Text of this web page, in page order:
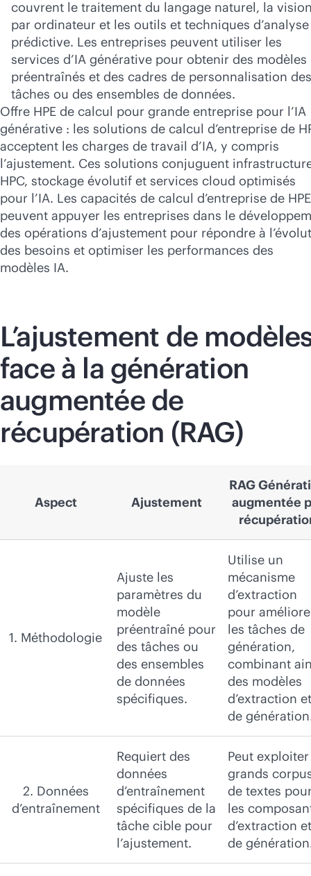
couvrent le traitement du langage naturel, la
par ordinateur et les outils et techniques d’analyse
prédictive. Les entreprises peuvent utiliser les
services d’IA générative pour obtenir des modèles
préentraînés et des cadres de personnalisation des
tâches ou des ensembles de données.
Offre HPE de calcul pour grande entreprise pour l’IA
générative : les solutions de calcul d’entreprise de
acceptent les charges de travail d’IA, y compris
l’ajustement. Ces solutions conjuguent
HPC, stockage évolutif et services cloud optimisés
pour l’IA. Les capacités de calcul d’entreprise de HPE
peuvent appuyer les entreprises dans le
des opérations d’ajustement pour répondre à
des besoins et optimiser les performances des
modèles IA.
L’ajustement de
face à la génération
augmentée de
récupération (RAG)
Aspect Ajustement
RAG
augmentée
1. Méthodologie
Ajuste les
paramètres du
modèle
préentraîné pour
des tâches ou
des ensembles
de données
spécifiques.
Utilise un
mécanisme
d’extraction
pour
les tâches de
génération,
combinant
des modèles
d’extraction et
de
2. Données
d’entraînement
Requiert des
données
d’entraînement
spécifiques de la
tâche cible pour
l’ajustement.
Peut
grands
de textes
les
d’extraction et
de